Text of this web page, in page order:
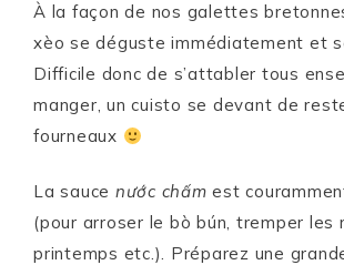
À la façon de nos galettes
xèo se déguste immédiatement et
Difficile donc de s’attabler tous
manger, un cuisto se devant de
fourneaux
La sauce nước chấm est
(pour arroser le bò bún, tremper les
printemps etc.). Préparez une